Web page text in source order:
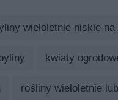
wieloletnie niskie na
kwiaty
rośliny wieloletnie